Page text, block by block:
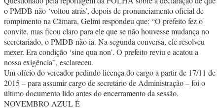
o PMDB não ‘voltou atrás’, depois de pronunciamento oficial de
rompimento na Câmara, Gelmi respondeu que: “O prefeito fez o
convite, mas ficou claro para ele que se não houvesse mudança no
secretariado, o PMDB não ia. Na segunda conversa, ele resolveu
mexer. Era condição ‘sine qua non’. O prefeito reviu e acatou a
nossa exigência”, esclareceu.
Um ofício do vereador pedindo licença do cargo a partir de 17/11 de
2015 – para assumir cargo de secretário de Administração – foi o
último documento lido antes do encerramento da sessão.
NOVEMBRO AZUL É